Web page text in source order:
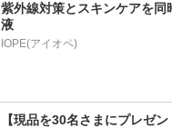
紫外線対策とスキンケアを同
液
【現品を30名さまにプレゼ